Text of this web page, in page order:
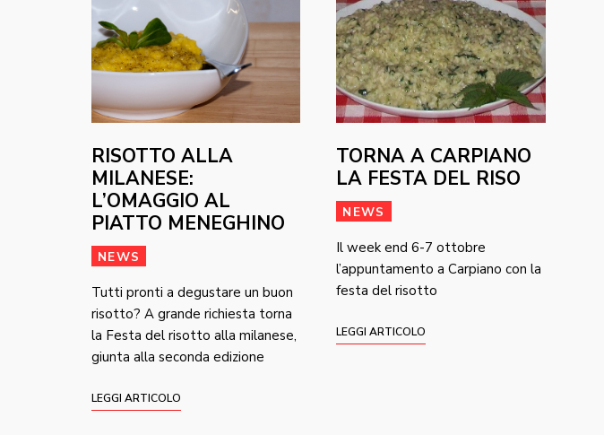
RISOTTO ALLA
MILANESE:
L’OMAGGIO AL
PIATTO MENEGHINO
NEWS
Tutti pronti a degustare un buon
risotto? A grande richiesta torna
la Festa del risotto alla milanese,
giunta alla seconda edizione
LEGGI ARTICOLO
TORNA A CARPIANO
LA FESTA DEL RISO
NEWS
Il week end 6-7 ottobre
l’appuntamento a Carpiano con la
festa del risotto
LEGGI ARTICOLO